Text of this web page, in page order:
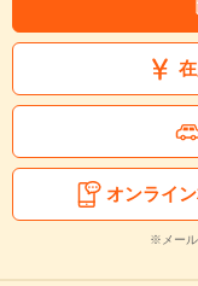
オンライ
※メール